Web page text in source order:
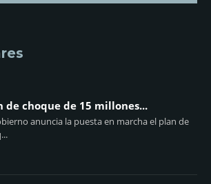
de choque de 15 millones...
anuncia la puesta en marcha el plan de